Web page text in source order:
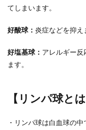
てしまいます。
好酸球： 炎症などを抑え
好塩基球： アレルギー反
ます。
【リンパ球とは
・リンパ球は白血球の